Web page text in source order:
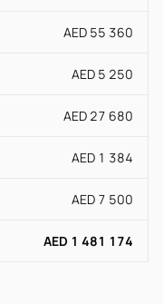
AED 55 360
AED 5 250
AED 27 680
AED 1 384
AED 7 500
AED 1 481 174